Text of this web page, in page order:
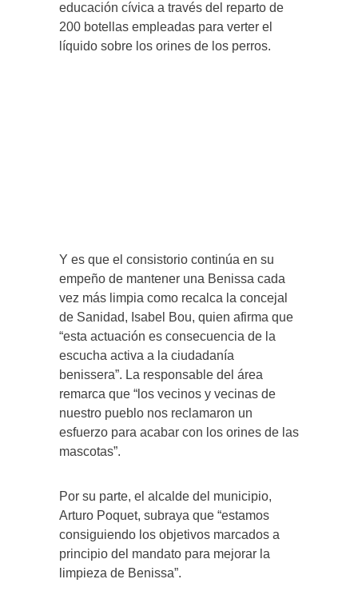
educación cívica a través del reparto de
200 botellas empleadas para verter el
líquido sobre los orines de los perros.
Y es que el consistorio continúa en su
empeño de mantener una Benissa cada
vez más limpia como recalca la concejal
de Sanidad, Isabel Bou, quien afirma que
“esta actuación es consecuencia de la
escucha activa a la ciudadanía
benissera”. La responsable del área
remarca que “los vecinos y vecinas de
nuestro pueblo nos reclamaron un
esfuerzo para acabar con los orines de las
mascotas”.
Por su parte, el alcalde del municipio,
Arturo Poquet, subraya que “estamos
consiguiendo los objetivos marcados a
principio del mandato para mejorar la
limpieza de Benissa”.